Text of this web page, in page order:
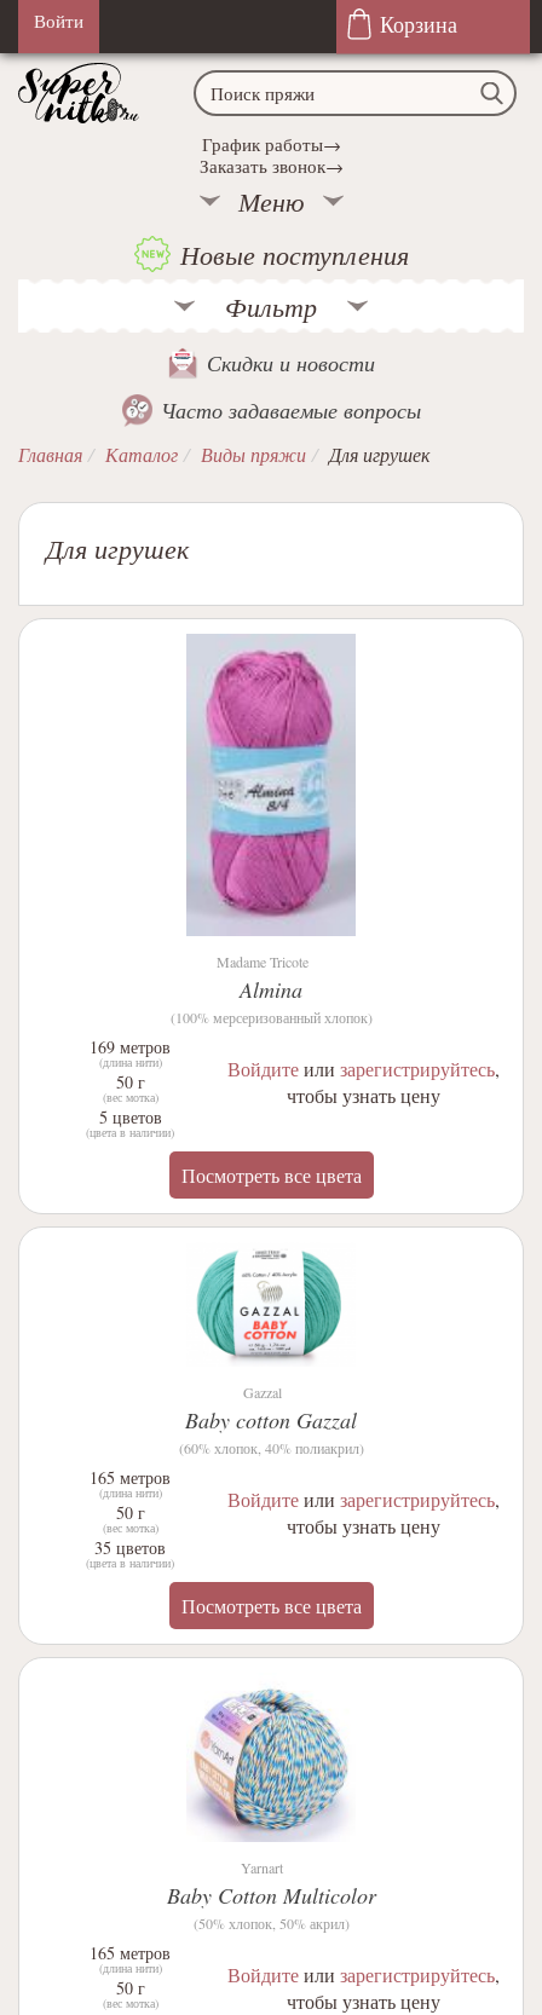
Войти Корзина
График работы→
Заказать звонок→
Меню
Новые поступления
Фильтр
Скидки и новости
Часто задаваемые вопросы
Главная Каталог Виды пряжи Для игрушек
Для игрушек
Madame Tricote
Almina
(100% мерсеризованный хлопок)
169 метров
(длина нити)
50 г
(вес мотка)
5 цветов
(цвета в наличии)
Войдитеили зарегистрируйтесь,
чтобы узнать цену
Посмотреть все цвета
Gazzal
Baby cotton Gazzal
(60% хлопок, 40% полиакрил)
165 метров
(длина нити)
50 г
(вес мотка)
35 цветов
(цвета в наличии)
Войдитеили зарегистрируйтесь,
чтобы узнать цену
Посмотреть все цвета
Yarnart
Baby Cotton Multicolor
(50% хлопок, 50% акрил)
165 метров
(длина нити)
50 г
(вес мотка)
Войдитеили зарегистрируйтесь,
чтобы узнать цену